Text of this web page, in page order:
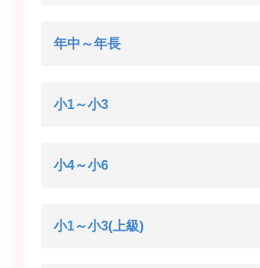
年中～年長
小1～小3
小4～小6
小1～小3(上級)